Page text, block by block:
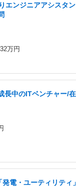
エンジニアアシスタ
万円
長中のITベンチャー/
電・ユーティリティ」